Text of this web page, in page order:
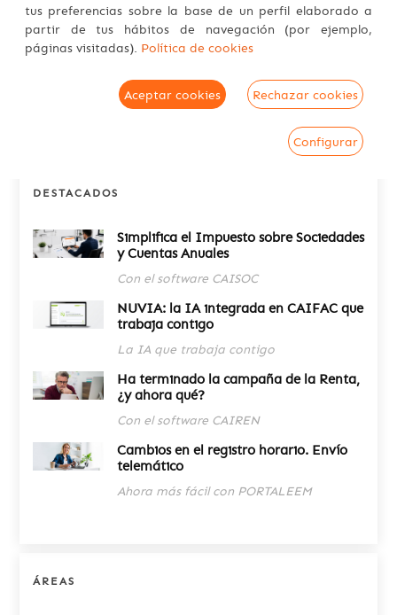
tus preferencias sobre la base de un perfil elaborado a
partir de tus hábitos de navegación (por ejemplo,
páginas visitadas). Política de cookies
Aceptar cookies Rechazar cookies
Configurar
VENTAJAS DE CAIFAC EN LA WEB
¿Qué quieres encontrar?
DESTACADOS
Simplifica el Impuesto sobre Sociedades
y Cuentas Anuales
Con el software CAISOC
NUVIA: la IA integrada en CAIFAC que
trabaja contigo
La IA que trabaja contigo
Ha terminado la campaña de la Renta,
¿y ahora qué?
Con el software CAIREN
Cambios en el registro horario. Envío
telemático
Ahora más fácil con PORTALEEM
ÁREAS